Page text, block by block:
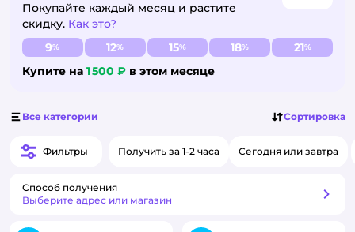
Покупайте каждый месяц и растите
скидку. Как это?
9% 12% 15% 18% 21%
Купите на 1 500 ₽ в этом месяце
Узнать больше
Все категории Сортировка
Фильтры Получить за 1-2 часа Сегодня или завтра
Способ получения
Выберите адрес или магазин